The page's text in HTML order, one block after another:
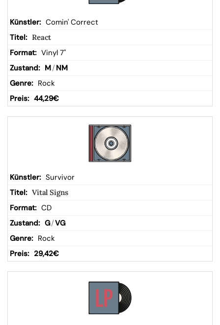
Comin' Correct
React
Vinyl 7"
M/ NM
Rock
44,29€
Survivor
Vital Signs
CD
G/VG
Rock
29,42€